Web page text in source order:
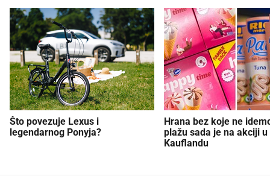
Što povezuje Lexus i
legendarnog Ponyja?
Hrana bez koje ne
plažu sada je na akciji u
Kauflandu